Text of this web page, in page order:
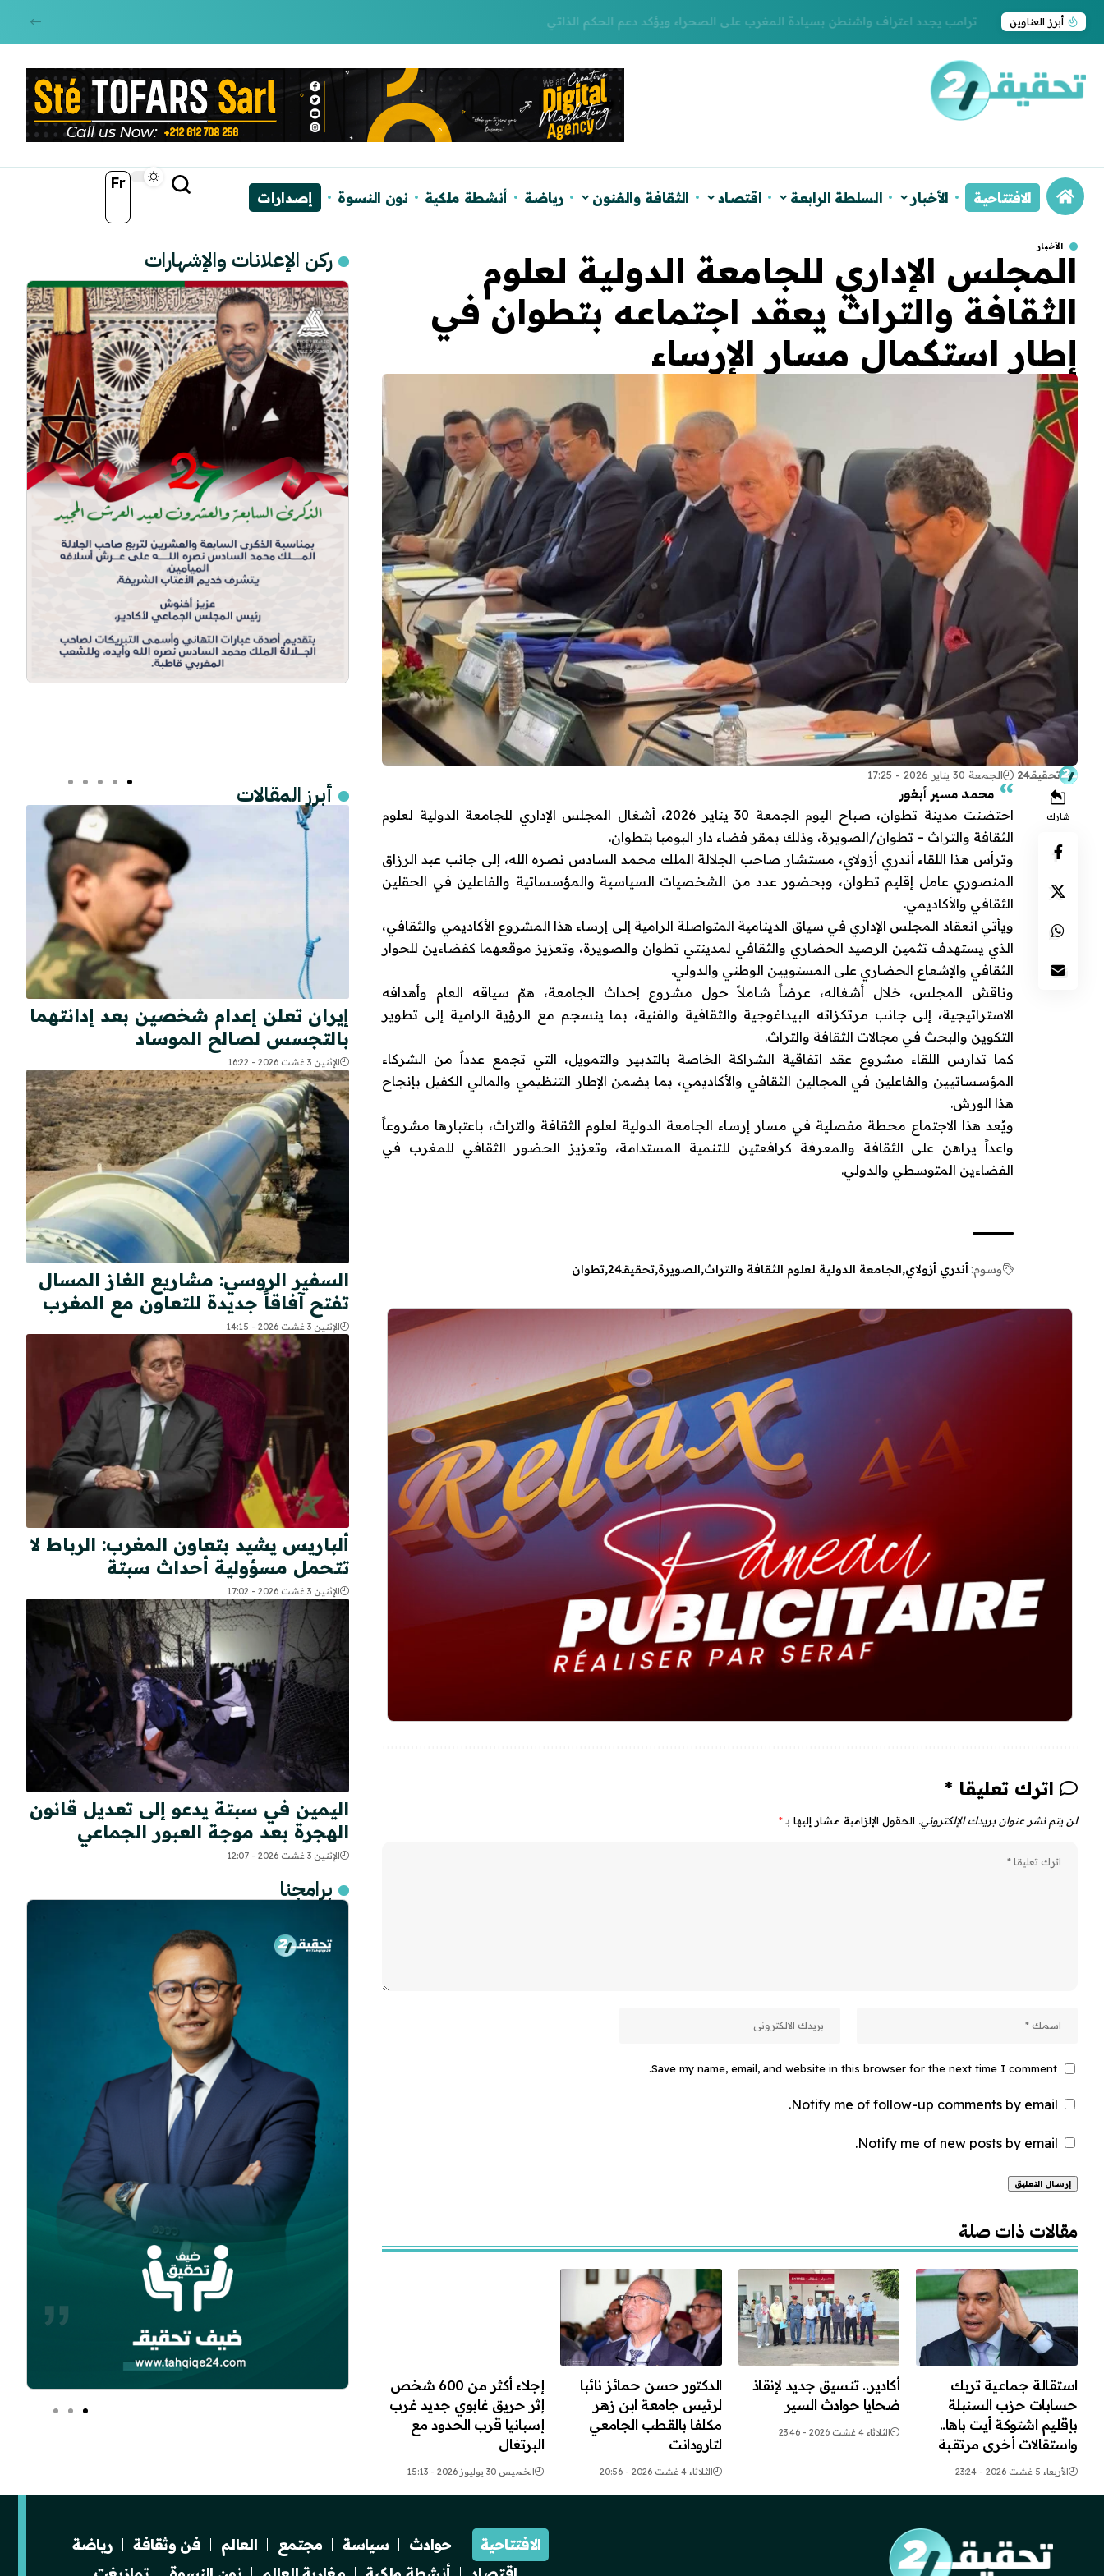
أبرز العناوين ترامب يجدد اعتراف واشنطن بسيادة المغرب على الصحراء ويؤكد دعم الحكم الذاتي
Fr
الافتتاحية الأخبار السلطة الرابعة اقتصاد الثقافة والفنون رياضة أنشطة ملكية نون النسوة إصدارات
الأخبار
المجلس الإداري للجامعة الدولية لعلوم
الثقافة والتراث يعقد اجتماعه بتطوان في
إطار استكمال مسار الإرساء
تحقيقـ24 الجمعة 30 يناير 2026 - 17:25
شارك
محمد مسير أبغور
احتضنت مدينة تطوان، صباح اليوم الجمعة 30 يناير 2026، أشغال المجلس الإداري للجامعة الدولية لعلوم
الثقافة والتراث – تطوان/الصويرة، وذلك بمقر فضاء دار البومبا بتطوان.
وترأس هذا اللقاء أندري أزولاي، مستشار صاحب الجلالة الملك محمد السادس نصره الله، إلى جانب عبد الرزاق
المنصوري عامل إقليم تطوان، وبحضور عدد من الشخصيات السياسية والمؤسساتية والفاعلين في الحقلين
الثقافي والأكاديمي.
ويأتي انعقاد المجلس الإداري في سياق الدينامية المتواصلة الرامية إلى إرساء هذا المشروع الأكاديمي والثقافي،
الذي يستهدف تثمين الرصيد الحضاري والثقافي لمدينتي تطوان والصويرة، وتعزيز موقعهما كفضاءين للحوار
الثقافي والإشعاع الحضاري على المستويين الوطني والدولي.
وناقش المجلس، خلال أشغاله، عرضاً شاملاً حول مشروع إحداث الجامعة، همّ سياقه العام وأهدافه
الاستراتيجية، إلى جانب مرتكزاته البيداغوجية والثقافية والفنية، بما ينسجم مع الرؤية الرامية إلى تطوير
التكوين والبحث في مجالات الثقافة والتراث.
كما تدارس اللقاء مشروع عقد اتفاقية الشراكة الخاصة بالتدبير والتمويل، التي تجمع عدداً من الشركاء
المؤسساتيين والفاعلين في المجالين الثقافي والأكاديمي، بما يضمن الإطار التنظيمي والمالي الكفيل بإنجاح
هذا الورش.
ويُعد هذا الاجتماع محطة مفصلية في مسار إرساء الجامعة الدولية لعلوم الثقافة والتراث، باعتبارها مشروعاً
واعداً يراهن على الثقافة والمعرفة كرافعتين للتنمية المستدامة، وتعزيز الحضور الثقافي للمغرب في
الفضاءين المتوسطي والدولي.
وسوم:أندري أزولاي الجامعة الدولية لعلوم الثقافة والتراث الصويرة تحقيقـ24 تطوان
اترك تعليقا *
لن يتم نشر عنوان بريدك الإلكتروني. الحقول الإلزامية مشار إليها بـ*
Save my name, email, and website in this browser for the next time I comment.
Notify me of follow-up comments by email.
Notify me of new posts by email.
مقالات ذات صلة
استقالة جماعية تربك
حسابات حزب السنبلة
بإقليم اشتوكة أيت باها..
واستقالات أخرى مرتقبة
الأربعاء 5 غشت 2026 - 23:24
أكادير.. تنسيق جديد لإنقاذ
ضحايا حوادث السير
الثلاثاء 4 غشت 2026 - 23:46
الدكتور حسن حمائز نائبا
لرئيس جامعة ابن زهر
مكلفا بالقطب الجامعي
لتارودانت
الثلاثاء 4 غشت 2026 - 20:56
إجلاء أكثر من 600 شخص
إثر حريق غابوي جديد غرب
إسبانيا قرب الحدود مع
البرتغال
الخميس 30 يوليوز 2026 - 15:13
ركن الإعلانات والإشهارات
أبرز المقالات
إيران تعلن إعدام شخصين بعد إدانتهما
بالتجسس لصالح الموساد
الإثنين 3 غشت 2026 - 16:22
السفير الروسي: مشاريع الغاز المسال
تفتح آفاقاً جديدة للتعاون مع المغرب
الإثنين 3 غشت 2026 - 14:15
ألباريس يشيد بتعاون المغرب: الرباط لا
تتحمل مسؤولية أحداث سبتة
الإثنين 3 غشت 2026 - 17:02
اليمين في سبتة يدعو إلى تعديل قانون
الهجرة بعد موجة العبور الجماعي
الإثنين 3 غشت 2026 - 12:07
برامجنا
الافتتاحية حوادث سياسة مجتمع العالم فن وثقافة
رياضة